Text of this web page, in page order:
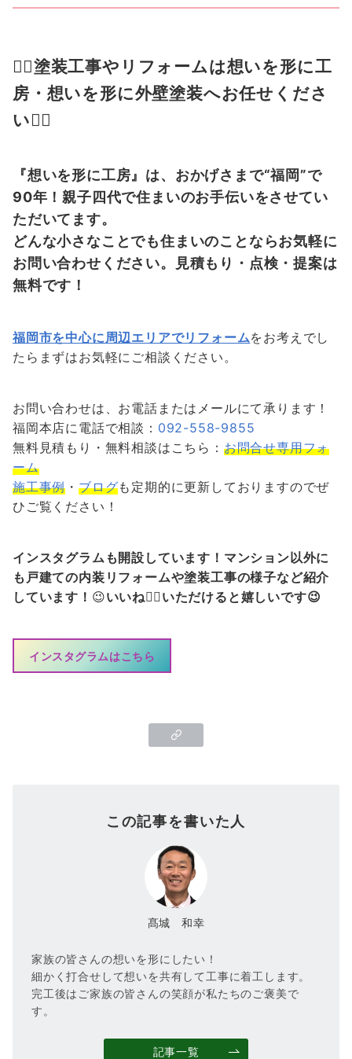
👍🏻塗装工事やリフォームは想いを形に工
房・想いを形に外壁塗装へお任せくださ
い👍🏻
『想いを形に工房』は、おかげさまで“福岡”で
90年！親子四代で住まいのお手伝いをさせてい
ただいてます。
どんな小さなことでも住まいのことならお気軽に
お問い合わせください。見積もり・点検・提案は
無料です！
福岡市を中心に周辺エリアでリフォームをお考えでし
たらまずはお気軽にご相談ください。
お問い合わせは、お電話またはメールにて承ります！
福岡本店に電話で相談： 092-558-9855
無料見積もり・無料相談はこちら： お問合せ専用フォ
ーム
施工事例 ・ブログも定期的に更新しておりますのでぜ
ひご覧ください！
インスタグラムも開設しています！マンション以外に
も戸建ての内装リフォームや塗装工事の様子など紹介
しています！ 😉いいね👍🏻いただけると嬉しいです😉
インスタグラムはこちら
この記事を書いた人
髙城 和幸
家族の皆さんの想いを形にしたい！
細かく打合せして想いを共有して工事に着工します。
完工後はご家族の皆さんの笑顔が私たちのご褒美で
す。
記事一覧